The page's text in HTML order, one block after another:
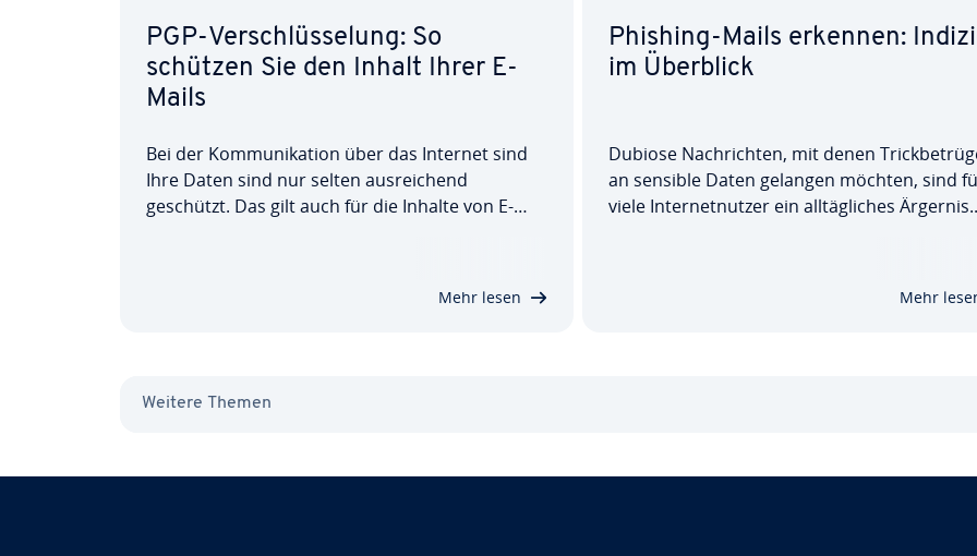
PGP-Ver­schlüs­se­lung: So
schützen Sie den Inhalt Ihrer E-
Mails
Bei der Kom­mu­ni­ka­ti­on über das Internet sind
Ihre Daten sind nur selten aus­rei­chend
geschützt. Das gilt auch für die Inhalte von E-
Mehr lesen
Phishing-Mails erkennen:
im Überblick
Dubiose Nach­rich­ten, mit denen
an sensible Daten gelangen möchten, sind
viele In­ter­net­nut­zer ein all­täg­li­ches Ärgernis.
Mehr
Weitere Themen